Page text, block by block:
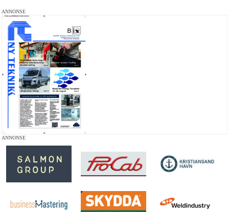
ANNONSE
ANNONSE